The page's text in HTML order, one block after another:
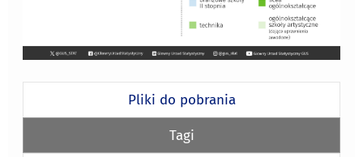
Pliki do pobrania
Tagi